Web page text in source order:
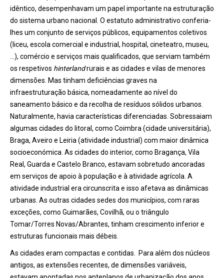
idêntico, desempenhavam um papel importante na estruturação
do sistema urbano nacional. O estatuto administrativo conferia-
lhes um conjunto de serviços públicos, equipamentos coletivos
(liceu, escola comercial e industrial, hospital, cineteatro, museu,
…), comércio e serviços mais qualificados, que serviam também
os respetivos hinterlandrurais e as cidades e vilas de menores
dimensões. Mas tinham deficiências graves na
infraestruturação básica, nomeadamente ao nível do
saneamento básico e da recolha de resíduos sólidos urbanos.
Naturalmente, havia características diferenciadas. Sobressaiam
algumas cidades do litoral, como Coimbra (cidade universitária),
Braga, Aveiro e Leiria (atividade industrial) com maior dinâmica
socioeconómica. As cidades do interior, como Bragança, Vila
Real, Guarda e Castelo Branco, estavam sobretudo ancoradas
em serviços de apoio à população e à atividade agrícola. A
atividade industrial era circunscrita e isso afetava as dinâmicas
urbanas. As outras cidades sedes dos municípios, com raras
exceções, como Guimarães, Covilhã, ou o triângulo
Tomar/Torres Novas/Abrantes, tinham crescimento inferior e
estruturas funcionais mais débeis.
As cidades eram compactas e contidas. Para além dos núcleos
antigos, as extensões recentes, de dimensões variáveis,